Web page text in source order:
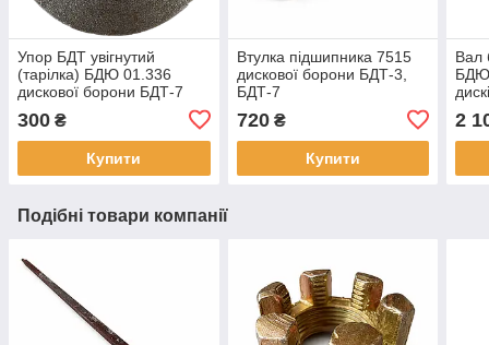
Упор БДТ увігнутий
(тарілка) БДЮ 01.336
дискової борони БДТ-7
300 ₴
Купити
Втулка підшипника 7515
дискової борони БДТ-3,
БДТ-7
720₴
Купити
Вал
БДЮ
2
Подібні товари компанії